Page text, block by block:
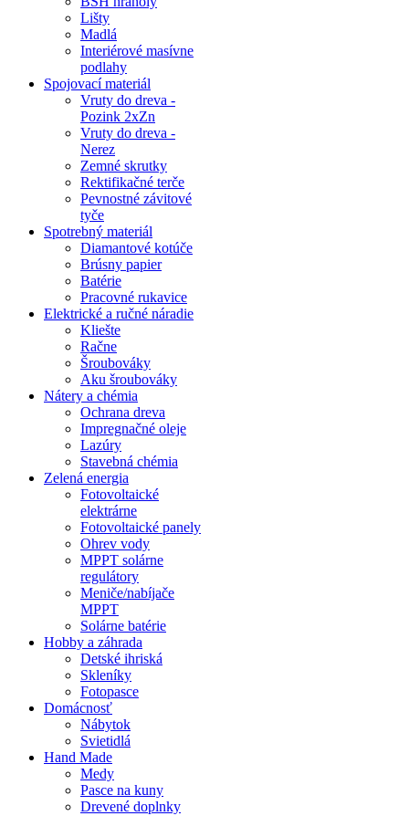
Lišty
Madlá
Interiérové masívne
podlahy
Spojovací materiál
Vruty do dreva -
Pozink 2xZn
Vruty do dreva -
Nerez
Zemné skrutky
Rektifikačné terče
Pevnostné závitové
tyče
Spotrebný materiál
Diamantové kotúče
Brúsny papier
Batérie
Pracovné rukavice
Elektrické a ručné náradie
Kliešte
Račne
Šroubováky
Aku šroubováky
Nátery a chémia
Ochrana dreva
Impregnačné oleje
Lazúry
Stavebná chémia
Zelená energia
Fotovoltaické
elektrárne
Fotovoltaické panely
Ohrev vody
MPPT solárne
regulátory
Meniče/nabíjače
MPPT
Solárne batérie
Hobby a záhrada
Detské ihriská
Skleníky
Fotopasce
Domácnosť
Nábytok
Svietidlá
Hand Made
Medy
Pasce na kuny
Drevené doplnky